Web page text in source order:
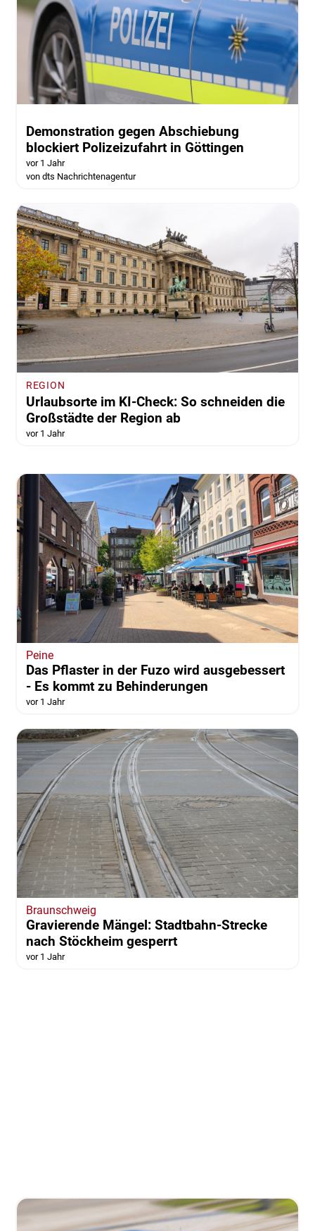
Demonstration gegen Abschiebung
blockiert Polizeizufahrt in Göttingen
vor 1 Jahr
von dts Nachrichtenagentur
REGION
Urlaubsorte im KI-Check: So schneiden die
Großstädte der Region ab
vor 1 Jahr
Peine
Das Pflaster in der Fuzo wird ausgebessert
- Es kommt zu Behinderungen
vor 1 Jahr
Braunschweig
Gravierende Mängel: Stadtbahn-Strecke
nach Stöckheim gesperrt
vor 1 Jahr